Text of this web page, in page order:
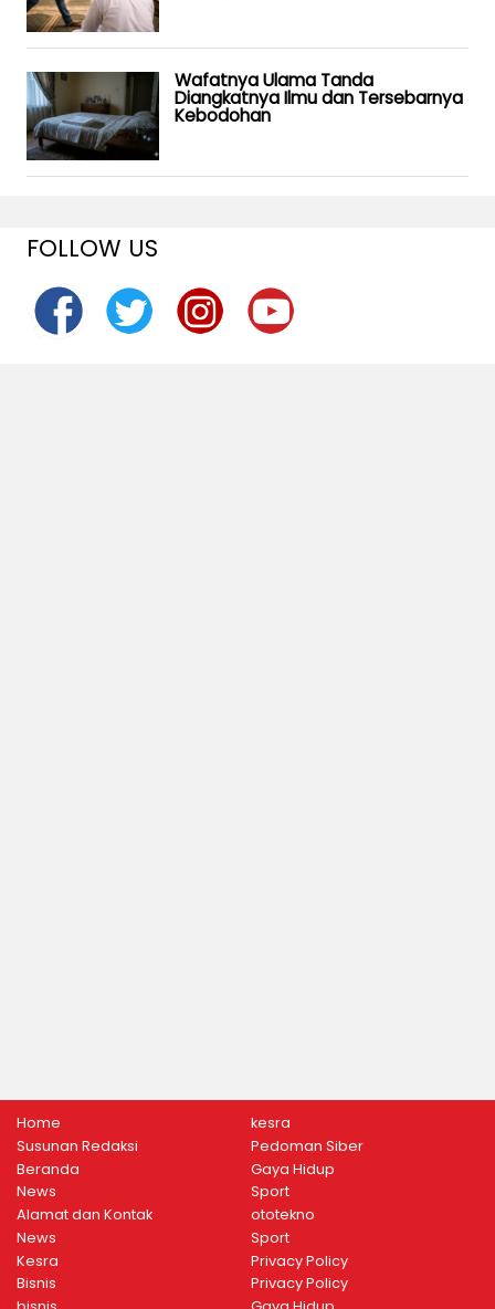
Wafatnya Ulama Tanda
Diangkatnya Ilmu dan Tersebarnya
Kebodohan
FOLLOW US
Home
Susunan Redaksi
Beranda
News
Alamat dan Kontak
News
Kesra
Bisnis
kesra
Pedoman Siber
Gaya Hidup
Sport
ototekno
Sport
Privacy Policy
Privacy Policy